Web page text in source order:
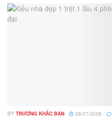
BY TRƯƠNG KHẮC BẢN 28/07/2026